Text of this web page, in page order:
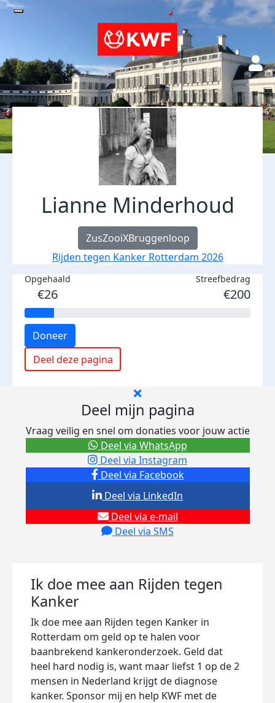
Lianne Minderhoud
ZusZooiXBruggenloop
Rijden tegen Kanker Rotterdam 2026
Opgehaald
€26
Streefbedrag
€200
Doneer
Deel deze pagina
Deel mijn pagina
Vraag veilig en snel om donaties voor jouw actie
Deel via Facebook
Deel via Instagram
Deel via e-mail
Deel via SMS
Deel via LinkedIn
Deel via WhatsApp
Ik doe mee aan Rijden tegen
Kanker
Ik doe mee aan Rijden tegen Kanker in
Rotterdam om geld op te halen voor
baanbrekend kankeronderzoek. Geld dat
heel hard nodig is, want maar liefst 1 op de 2
mensen in Nederland krijgt de diagnose
kanker. Sponsor mij en help KWF met de